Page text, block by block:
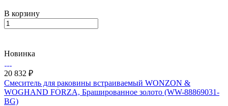
В корзину
Новинка
20 832 ₽
Смеситель для раковины встраиваемый WONZON &
WOGHAND FORZA, Брашированное золото (WW-88869031-
BG)